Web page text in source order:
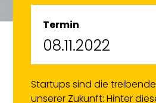
Termin
08.11.2022
Startups sind die
unserer Zukunft: Hinter